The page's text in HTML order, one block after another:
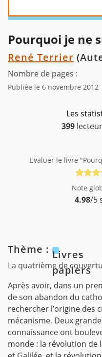
Pourquoi je ne
René Terrier
Nombre de pages :
Publiée le 6 novembre 2012
Les
399
Evaluer le livre
Note
4.98/5
Thème : Livres
papiers
La quatrième de
Après avoir, dans un
de son abandon du
rechercher l’origine des
mécanisme. Deux
connaissance ont
monde : la révolution de